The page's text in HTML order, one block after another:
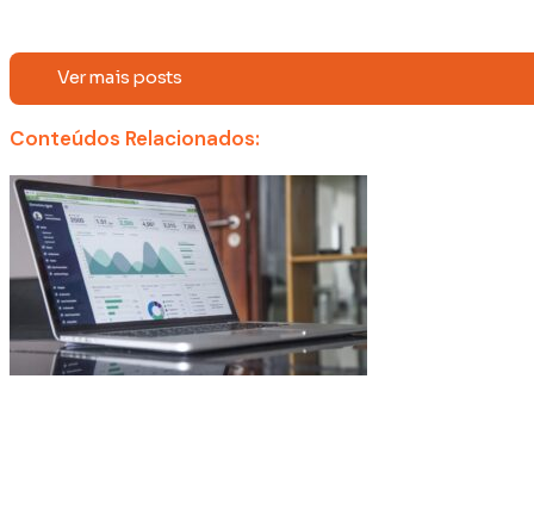
Ver mais posts
Conteúdos Relacionados: